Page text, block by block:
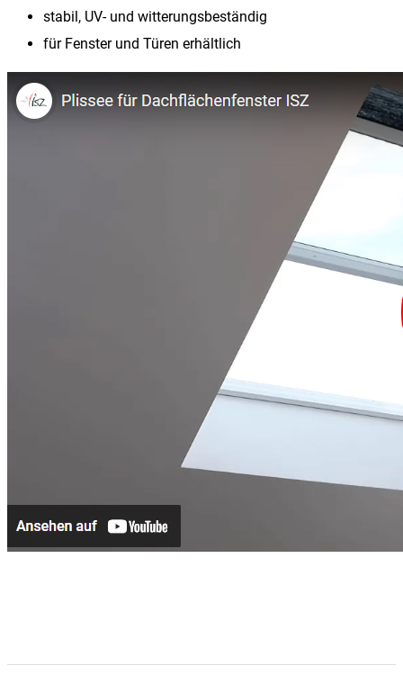
stabil, UV- und witterungsbeständig
für Fenster und Türen erhältlich